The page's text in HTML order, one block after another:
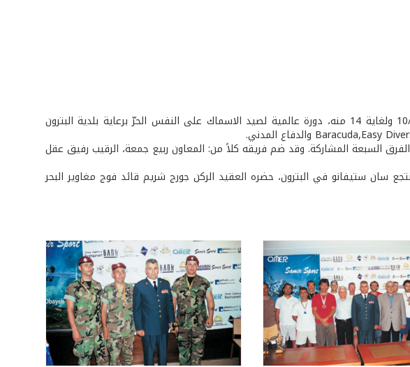
نظّمت نقابة الغواصين المحترفين في لبنان اعتباراً من 10/5/2006 ولغاية 14 منه، دورة عالمية لصيد الاسماك على النفس الحرّ برعاية بلدية البترون
الفرق السبعة المشاركة. وقد ضم فريقه كلاً من: المعاون ربيع جمعة، الرقيب رفيق عقل
سان ستيفانو في البترون، حضره العقيد الركن جورج شريم قائد فوج مغاوير البحر